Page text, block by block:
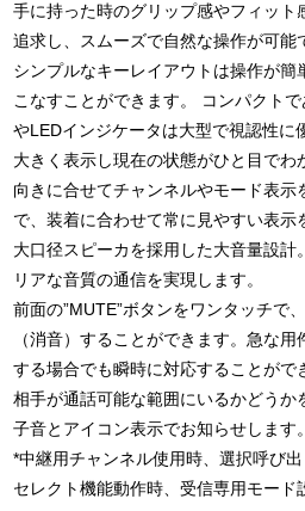
手に持った時のグリップ感やフィット
追求し、スムーズで自然な操作が可能
シンプルなキーレイアウトは操作が
こなすことができます。 コンパクト
やLEDインジケータは大型で視認性に
大きく表示し現在の状態がひと目で
向きに合せてチャンネルやモード表
で、装着に合わせて常に見やすい表示
大口径スピーカを採用した大音量設計
リアな音質の通信を実現します。
前面の”MUTE”ボタンをワンタッチで
（消音）することができます。急な
する場合でも瞬時に対応することがで
相手が通話可能な範囲にいるかどうか
子音とアイコン表示でお知らせします。
*中継用チャンネル使用時、選択呼び
セレクト機能動作時、受信専用モード